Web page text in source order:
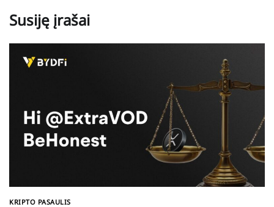
Susiję įrašai
KRIPTO PASAULIS